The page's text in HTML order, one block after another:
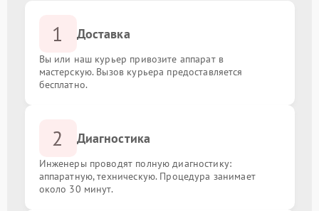
Замена порта VGA
Замена мультиконтроллера
Замена контроллеров от 1800.00 ₽
Замена чипов
Ремонт цепи питания от 1800.00 ₽
1 Доставка
Вы или наш курьер привозите аппарат в
мастерскую. Вызов курьера предоставляется
бесплатно.
2 Диагностика
Инженеры проводят полную диагностику:
аппаратную, техническую. Процедура занимает
около 30 минут.